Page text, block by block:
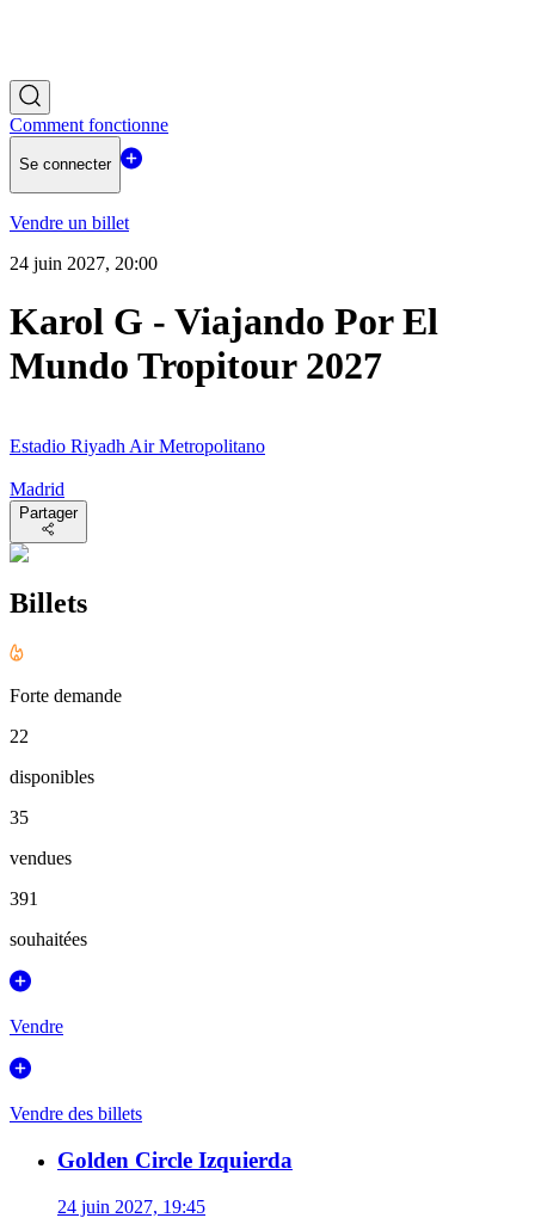
Comment fonctionne
Se connecter
Vendre un billet
24 juin 2027, 20:00
Karol G - Viajando Por El
Mundo Tropitour 2027
Estadio Riyadh Air Metropolitano
Madrid
Partager
Billets
Forte demande
22
disponibles
35
vendues
391
souhaitées
Vendre
Vendre des billets
Golden Circle Izquierda
24 juin 2027, 19:45